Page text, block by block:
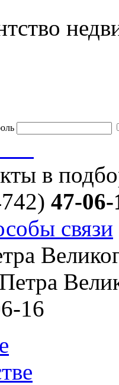
в
47-06-
связи
16